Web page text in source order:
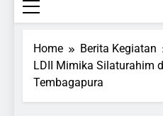
Home
Berita Kegiatan
LDII Mimika Silaturahim
Tembagapura